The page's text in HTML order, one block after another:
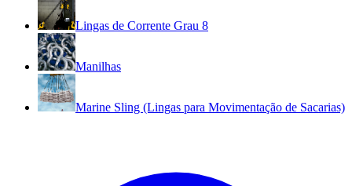
Lingas de Corrente Grau 8
Manilhas
Marine Sling (Lingas para Movimentação de Sacarias)